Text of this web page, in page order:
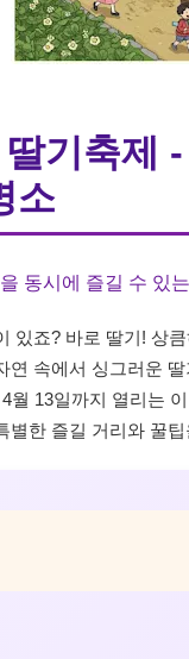
기축제
소
동시에 즐길 수 있
있죠? 바로 딸기! 상
연 속에서 싱그러운
월 13일까지 열리는
별한 즐길 거리와 꿀